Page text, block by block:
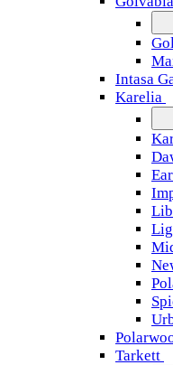
Intasa
Karelia
Tarkett